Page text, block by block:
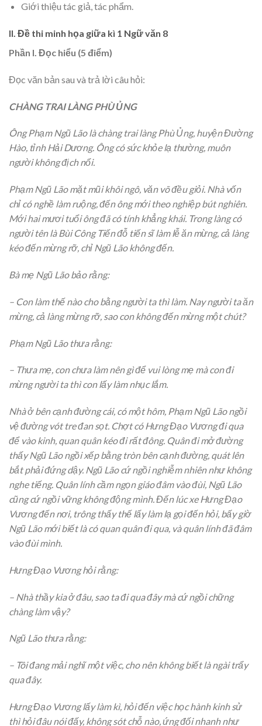
Giới thiệu tác giả, tác phẩm.
II. Đề thi minh họa giữa kì 1 Ngữ văn 8
Phần I. Đọc hiểu (5 điểm)
Đọc văn bản sau và trả lời câu hỏi:
CHÀNG TRAI LÀNG PHÙ ỦNG
Ông Phạm Ngũ Lão là chàng trai làng Phù Ủng, huyện Đường
Hào, tỉnh Hải Dương. Ông có sức khỏe lạ thường, muôn
người không địch nổi.
Phạm Ngũ Lão mặt mũi khôi ngô, văn võ đều giỏi. Nhà vốn
chỉ có nghề làm ruộng, đến ông mới theo nghiệp bút nghiên.
Mới hai mươi tuổi ông đã có tính khẳng khái. Trong làng có
người tên là Bùi Công Tiến đỗ tiến sĩ làm lễ ăn mừng, cả làng
kéo đến mừng rỡ, chỉ Ngũ Lão không đến.
Bà mẹ Ngũ Lão bảo rằng:
– Con làm thế nào cho bằng người ta thì làm. Nay người ta ăn
mừng, cả làng mừng rỡ, sao con không đến mừng một chút?
Phạm Ngũ Lão thưa rằng:
– Thưa mẹ, con chưa làm nên gì để vui lòng mẹ mà con đi
mừng người ta thì con lấy làm nhục lắm.
Nhà ở bên cạnh đường cái, có một hôm, Phạm Ngũ Lão ngồi
vệ đường vót tre đan sọt. Chợt có Hưng Đạo Vương đi qua
để vào kinh, quan quân kéo đi rất đông. Quân đi mở đường
thấy Ngũ Lão ngồi xếp bằng tròn bên cạnh đường, quát lên
bắt phải đứng dậy. Ngũ Lão cứ ngồi nghiễm nhiên như không
nghe tiếng. Quân lính cầm ngọn giáo đâm vào đùi, Ngũ Lão
cũng cứ ngồi vững không động mình. Đến lúc xe Hưng Đạo
Vương đến nơi, trông thấy thế lấy làm lạ gọi đến hỏi, bấy giờ
Ngũ Lão mới biết là có quan quân đi qua, và quân lính đã đâm
vào đùi mình.
Hưng Đạo Vương hỏi rằng:
– Nhà thầy kia ở đâu, sao ta đi qua đây mà cứ ngồi chững
chàng làm vậy?
Ngũ Lão thưa rằng:
– Tôi đang mải nghĩ một việc, cho nên không biết là ngài trẩy
qua đây.
Hưng Đạo Vương lấy làm kì, hỏi đến việc học hành kinh sử
thì hỏi đâu nói đấy, không sót chỗ nào, ứng đối nhanh như